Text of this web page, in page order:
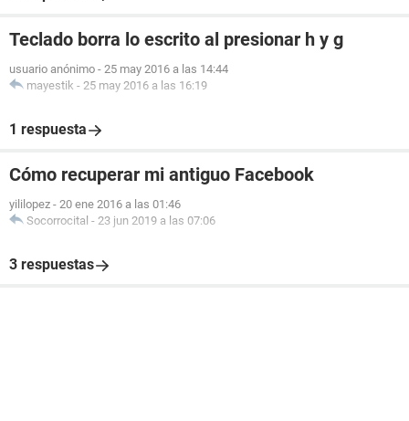
Teclado borra lo escrito al presionar h y g
usuario anónimo - 25 may 2016 a las 14:44
mayestik - 25 may 2016 a las 16:19
1 respuesta
Cómo recuperar mi antiguo Facebook
yililopez - 20 ene 2016 a las 01:46
Socorrocital - 23 jun 2019 a las 07:06
3 respuestas